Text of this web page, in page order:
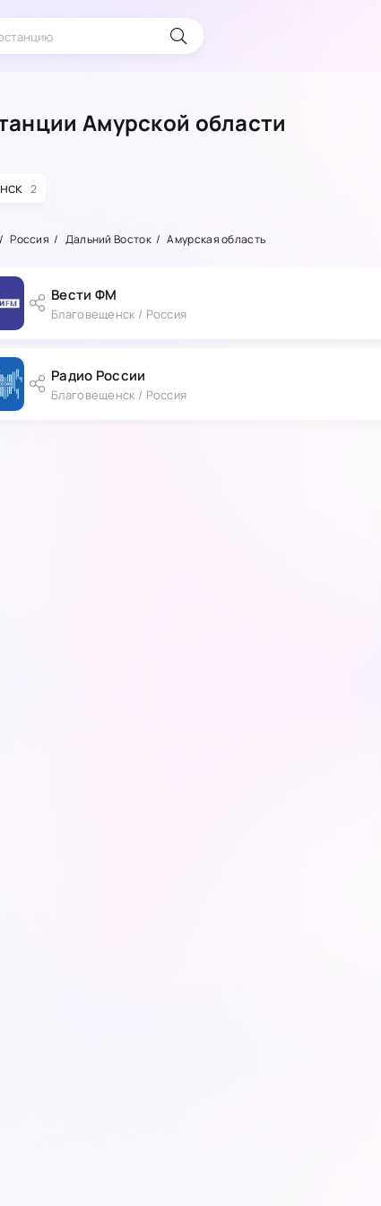
Амурской области
2
Россия Дальний Восток Амурская область
Вести ФМ
Благовещенск / Россия
Радио России
Благовещенск / Россия